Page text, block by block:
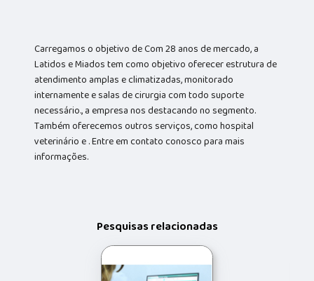
Carregamos o objetivo de Com 28 anos de mercado, a
Latidos e Miados tem como objetivo oferecer estrutura de
atendimento amplas e climatizadas, monitorado
internamente e salas de cirurgia com todo suporte
necessário., a empresa nos destacando no segmento.
Também oferecemos outros serviços, como hospital
veterinário e . Entre em contato conosco para mais
informações.
Pesquisas relacionadas